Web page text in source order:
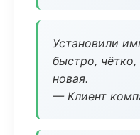
Установили
быстро, чётко,
новая.
— Клиент